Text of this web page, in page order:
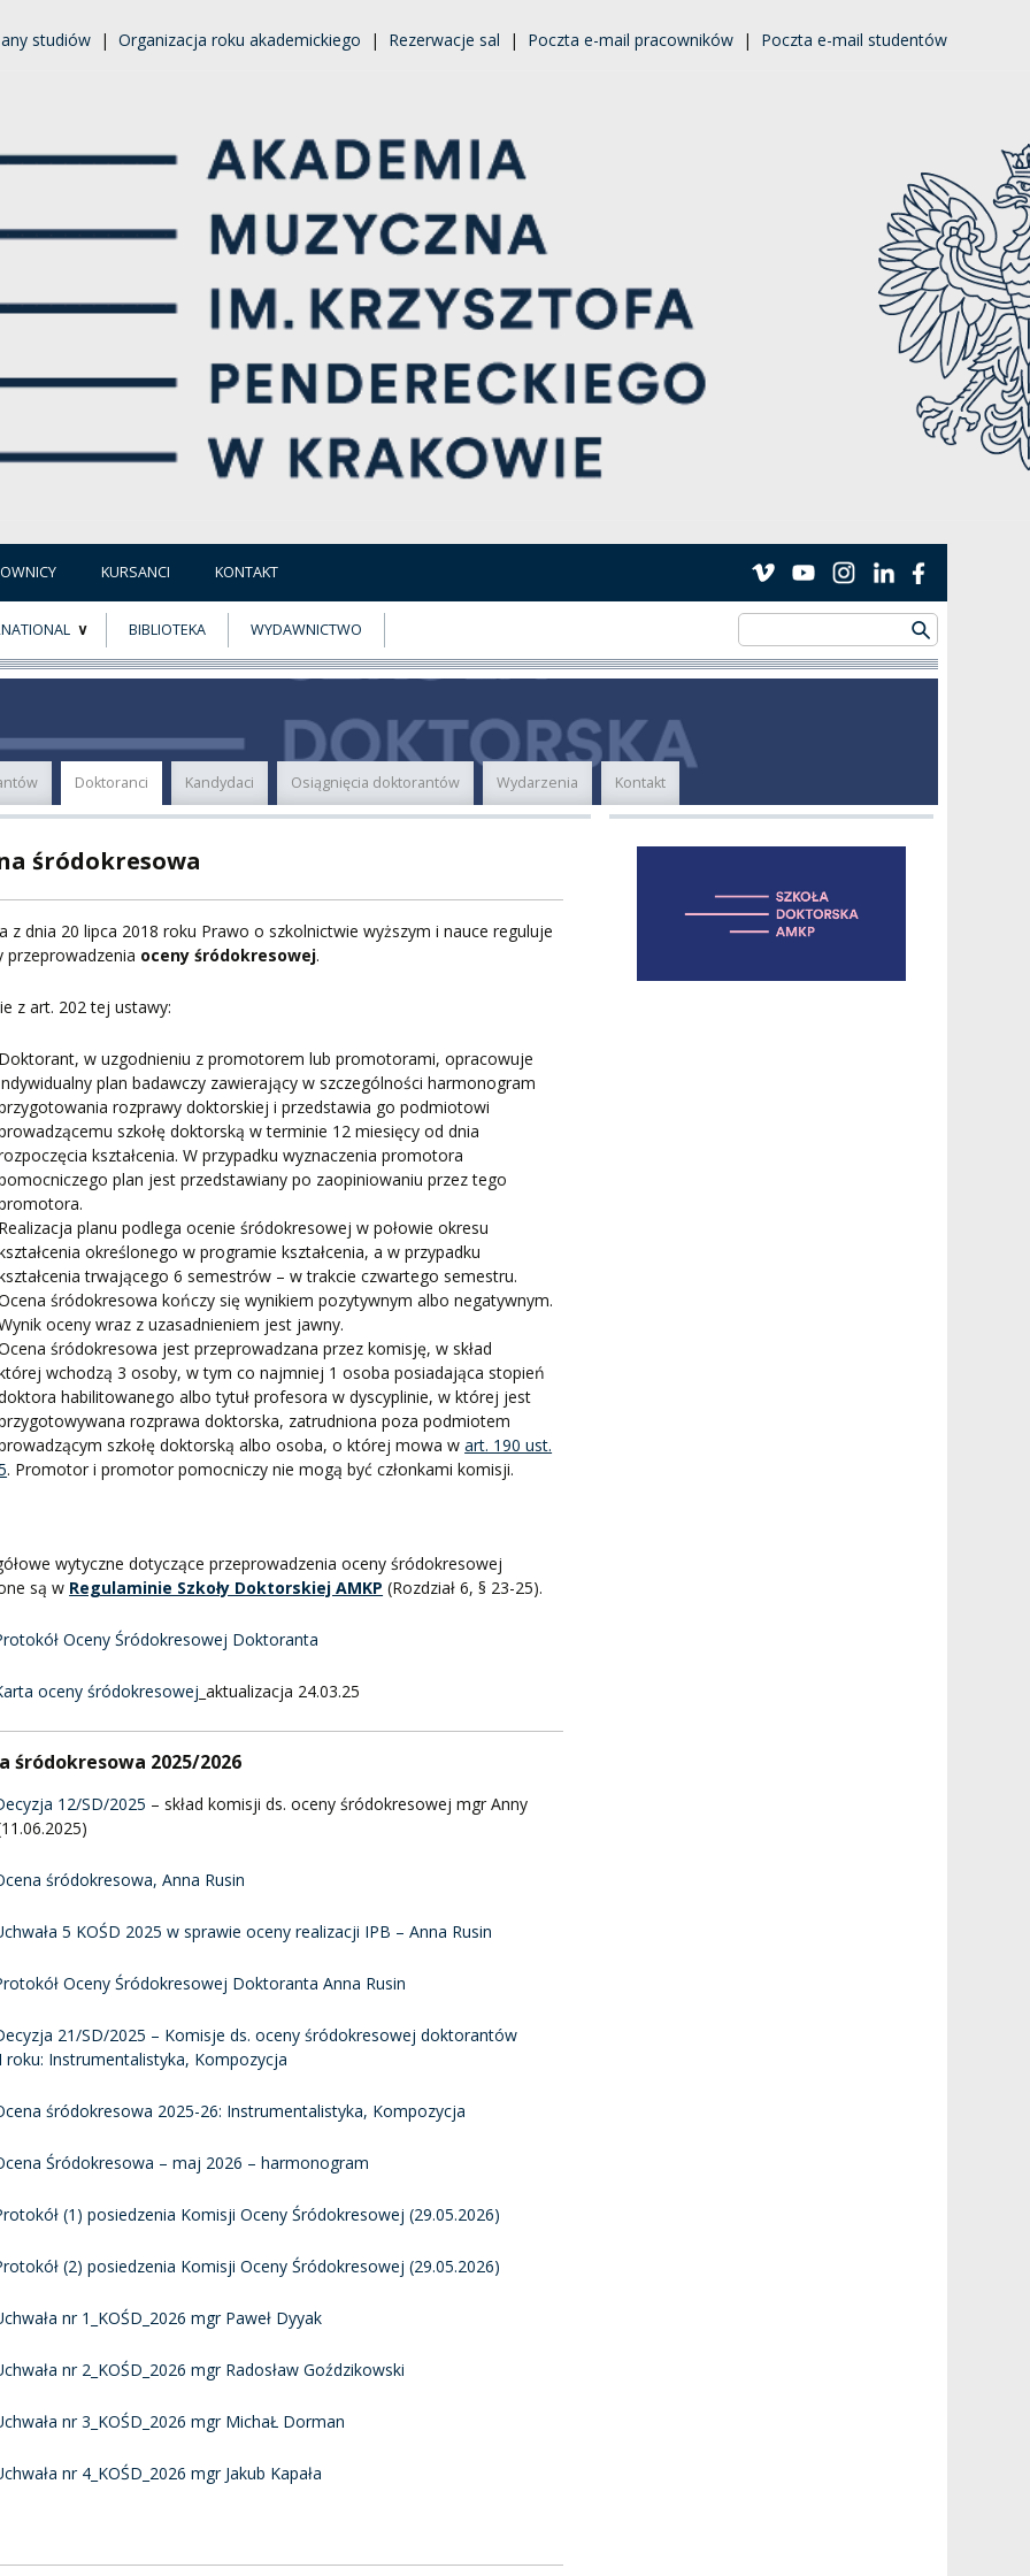
studiów | Organizacja roku akademickiego | Rezerwacje sal | Poczta e-mail pracowników | Poczta e-mail studentów
KURSANCI KONTAKT
BIBLIOTEKA WYDAWNICTWO
Doktoranci Kandydaci Osiągnięcia doktorantów Wydarzenia Kontakt
śródokresowa
z dnia 20 lipca 2018 roku Prawo o szkolnictwie wyższym i nauce reguluje
przeprowadzenia oceny śródokresowej.
z art. 202 tej ustawy:
Doktorant, w uzgodnieniu z promotorem lub promotorami, opracowuje
plan badawczy zawierający w szczególności harmonogram
rozprawy doktorskiej i przedstawia go podmiotowi
szkołę doktorską w terminie 12 miesięcy od dnia
kształcenia. W przypadku wyznaczenia promotora
plan jest przedstawiany po zaopiniowaniu przez tego
Realizacja planu podlega ocenie śródokresowej w połowie okresu
określonego w programie kształcenia, a w przypadku
trwającego 6 semestrów – w trakcie czwartego semestru.
śródokresowa kończy się wynikiem pozytywnym albo negatywnym.
oceny wraz z uzasadnieniem jest jawny.
śródokresowa jest przeprowadzana przez komisję, w skład
wchodzą 3 osoby, w tym co najmniej 1 osoba posiadająca stopień
habilitowanego albo tytuł profesora w dyscyplinie, w której jest
rozprawa doktorska, zatrudniona poza podmiotem
szkołę doktorską albo osoba, o której mowa wart. 190 ust.
. Promotor i promotor pomocniczy nie mogą być członkami komisji.
wytyczne dotyczące przeprowadzenia oceny śródokresowej
są w Regulaminie Szkoły Doktorskiej AMKP (Rozdział 6, § 23-25).
Oceny Śródokresowej Doktoranta
oceny śródokresowej _aktualizacja 24.03.25
śródokresowa 2025/2026
12/SD/2025 – skład komisji ds. oceny śródokresowej mgr Anny
śródokresowa, Anna Rusin
5 KOŚD 2025 w sprawie oceny realizacji IPB – Anna Rusin
Oceny Śródokresowej Doktoranta Anna Rusin
21/SD/2025 – Komisje ds. oceny śródokresowej doktorantów
roku: Instrumentalistyka, Kompozycja
śródokresowa 2025-26: Instrumentalistyka, Kompozycja
Śródokresowa – maj 2026 – harmonogram
(1) posiedzenia Komisji Oceny Śródokresowej (29.05.2026)
(2) posiedzenia Komisji Oceny Śródokresowej (29.05.2026)
nr 1_KOŚD_2026 mgr Paweł Dyyak
nr 2_KOŚD_2026 mgr Radosław Goździkowski
nr 3_KOŚD_2026 mgr MichaŁ Dorman
nr 4_KOŚD_2026 mgr Jakub Kapała